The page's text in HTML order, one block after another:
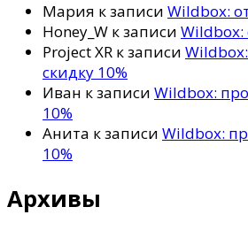
Мария к записи Wildbox:
Honey_W к записи Wildbox:
Project XR к записи
скидку 10%
Иван к записи Wildbox:
10%
Анита к записи Wildbox:
10%
Архивы